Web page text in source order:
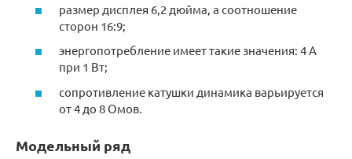
размер дисплея 6,2 дюйма, а соотношение
сторон 16:9;
энергопотребление имеет такие значения: 4 A
при 1 Вт;
сопротивление катушки динамика варьируется
от 4 до 8 Омов.
Модельный ряд